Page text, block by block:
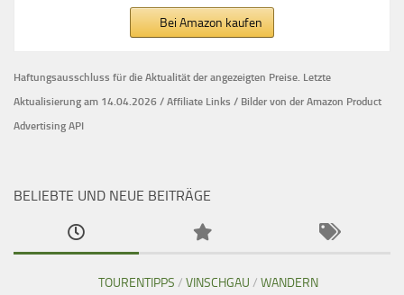
Bei Amazon kaufen
Haftungsausschluss für die Aktualität der angezeigten Preise. Letzte
Aktualisierung am 14.04.2026 / Affiliate Links / Bilder von der Amazon Product
Advertising API
BELIEBTE UND NEUE BEITRÄGE
TOURENTIPPS / VINSCHGAU / WANDERN